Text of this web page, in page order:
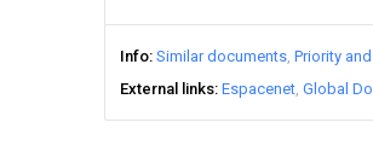
Info Similar documents Priority
External links Espacenet Global